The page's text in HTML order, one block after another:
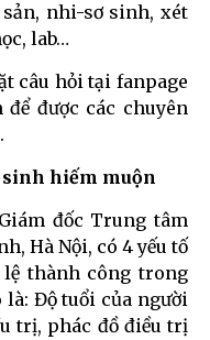
nhi-sơ sinh, xét
lab…
câu hỏi tại fanpage
được các chuyên
hiếm muộn
đốc Trung tâm
Hà Nội, có 4 yếu tố
thành công trong
Độ tuổi của người
trị, phác đồ điều trị